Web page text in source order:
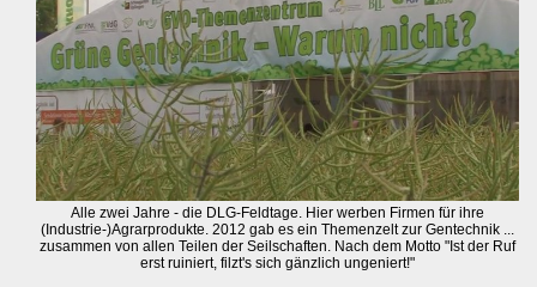
Alle zwei Jahre - die DLG-Feldtage. Hier werben Firmen für ihre
(Industrie-)Agrarprodukte. 2012 gab es ein Themenzelt zur Gentechnik ...
zusammen von allen Teilen der Seilschaften. Nach dem Motto "Ist der Ruf
erst ruiniert, filzt's sich gänzlich ungeniert!"